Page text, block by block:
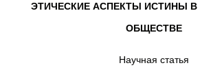
ЭТИЧЕСКИЕ АСПЕКТЫ ИСТИНЫ
ОБЩЕСТВЕ
Научная статья